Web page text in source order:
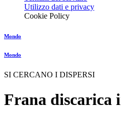
Utilizzo dati e privacy
Cookie Policy
Mondo
Mondo
SI CERCANO I DISPERSI
Frana discarica